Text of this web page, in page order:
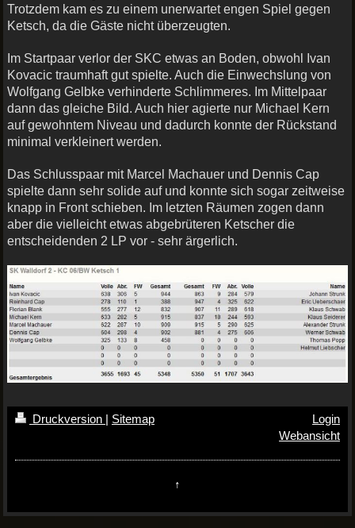
Trotzdem kam es zu einem unerwartet engen Spiel gegen
Ketsch, da die Gäste nicht überzeugten.
Im Startpaar verlor der SKC etwas an Boden, obwohl Ivan
Kovacic traumhaft gut spielte. Auch die Einwechslung von
Wolfgang Gelbke verhinderte Schlimmeres. Im Mittelpaar
dann das gleiche Bild. Auch hier agierte nur Michael Kern
auf gewohntem Niveau und dadurch konnte der Rückstand
minimal verkleinert werden.
Das Schlusspaar mit Marcel Machauer und Dennis Cap
spielte dann sehr solide auf und konnte sich sogar zeitweise
knapp in Front schieben. Im letzten Räumen zogen dann
aber die vielleicht etwas abgebrüteren Ketscher die
entscheidenden 2 LP vor - sehr ärgerlich.
Druckversion | Sitemap
Login
Webansicht
↑